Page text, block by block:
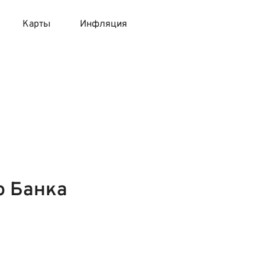
Карты
карты с моментальным решением
Инфляция
Банка